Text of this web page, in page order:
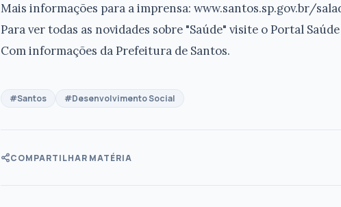
Mais informações para a imprensa: www.santos.sp.gov.br/
Para ver todas as novidades sobre "Saúde" visite o Portal Saúde
Com informações da Prefeitura de Santos.
#Santos #Desenvolvimento Social
COMPARTILHAR MATÉRIA